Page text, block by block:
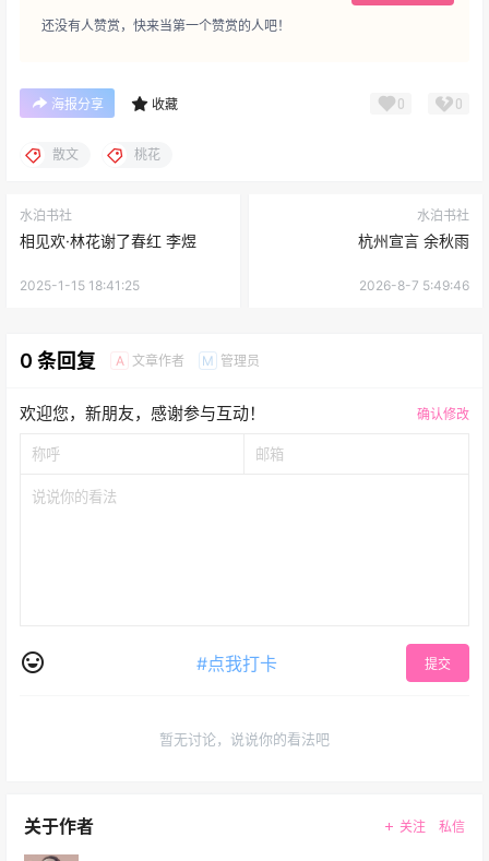
还没有人赞赏，快来当第一个赞赏的人吧！
海报分享 收藏 0 0
散文 桃花
水泊书社
相见欢·林花谢了春红 李煜
2025-1-15 18:41:25
水泊书社
杭州宣言 余秋雨
2026-8-7 5:49:46
0 条回复 A 文章作者 M 管理员
欢迎您，新朋友，感谢参与互动！ 确认修改
#点我打卡 提交
暂无讨论，说说你的看法吧
关于作者 关注 私信